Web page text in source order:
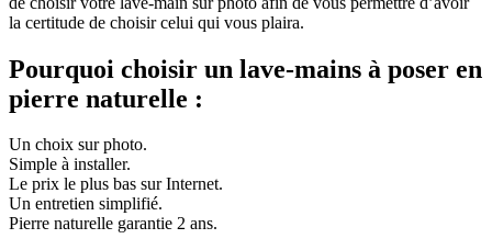
la certitude de choisir celui qui vous plaira.
Pourquoi choisir un lave-mains à poser en
pierre naturelle :
Un choix sur photo.
Simple à installer.
Le prix le plus bas sur Internet.
Un entretien simplifié.
Pierre naturelle garantie 2 ans.